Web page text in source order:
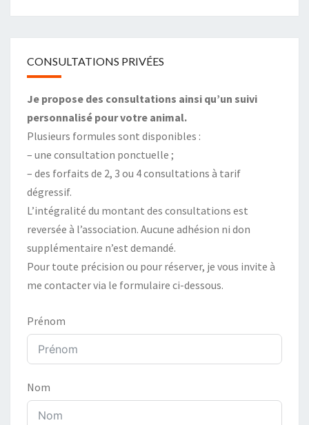
CONSULTATIONS PRIVÉES
Je propose des consultations ainsi qu’un suivi
personnalisé pour votre animal.
Plusieurs formules sont disponibles :
– une consultation ponctuelle ;
– des forfaits de 2, 3 ou 4 consultations à tarif
dégressif.
L’intégralité du montant des consultations est
reversée à l’association. Aucune adhésion ni don
supplémentaire n’est demandé.
Pour toute précision ou pour réserver, je vous invite à
me contacter via le formulaire ci-dessous.
Prénom
Nom